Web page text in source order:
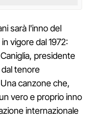
sarà l'inno del
in vigore dal 1972:
presidente
tenore
canzone che,
vero e proprio inno
internazionale